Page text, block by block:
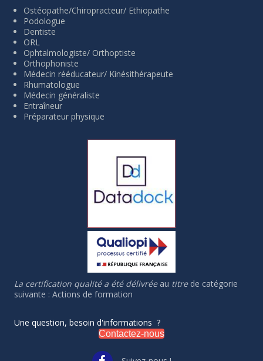
Ostéopathe/Chiropracteur/ Ethiopathe
Podologue
Dentiste
ORL
Ophtalmologiste/ Orthoptiste
Orthophoniste
Médecin rééducateur/ Kinésithérapeute
Rhumatologue
Médecin généraliste
Entraîneur
Préparateur physique
La certification qualité a été délivréeau titrede catégorie
suivante : Actions de formation
Une question, besoin d'informations ?
Contactez-nous